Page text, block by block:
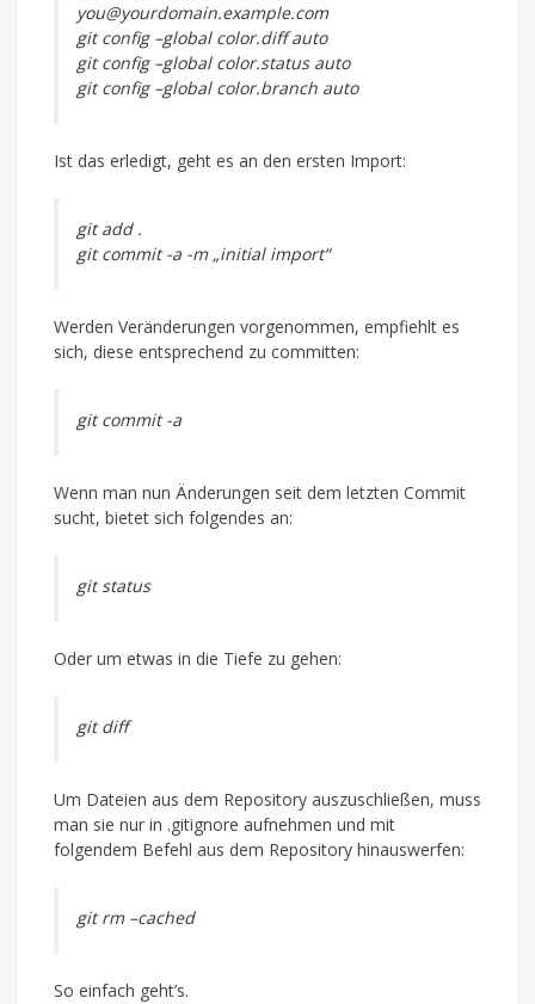
you@yourdomain.example.com
git config –global color.diff auto
git config –global color.status auto
git config –global color.branch auto
Ist das erledigt, geht es an den ersten Import:
git add .
git commit -a -m „initial import“
Werden Veränderungen vorgenommen, empfiehlt es
sich, diese entsprechend zu committen:
git commit -a
Wenn man nun Änderungen seit dem letzten Commit
sucht, bietet sich folgendes an:
git status
Oder um etwas in die Tiefe zu gehen:
git diff
Um Dateien aus dem Repository auszuschließen, muss
man sie nur in .gitignore aufnehmen und mit
folgendem Befehl aus dem Repository hinauswerfen:
git rm –cached
So einfach geht’s.